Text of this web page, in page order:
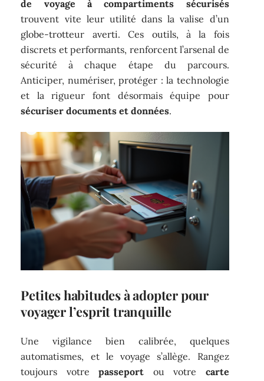
de voyage à compartiments sécurisés
trouvent vite leur utilité dans la valise d’un
globe-trotteur averti. Ces outils, à la fois
discrets et performants, renforcent l’arsenal de
sécurité à chaque étape du parcours.
Anticiper, numériser, protéger : la technologie
et la rigueur font désormais équipe pour
sécuriser documents et données.
Petites habitudes à adopter pour
voyager l’esprit tranquille
Une vigilance bien calibrée, quelques
automatismes, et le voyage s’allège. Rangez
toujours votrepasseport ou votre carte